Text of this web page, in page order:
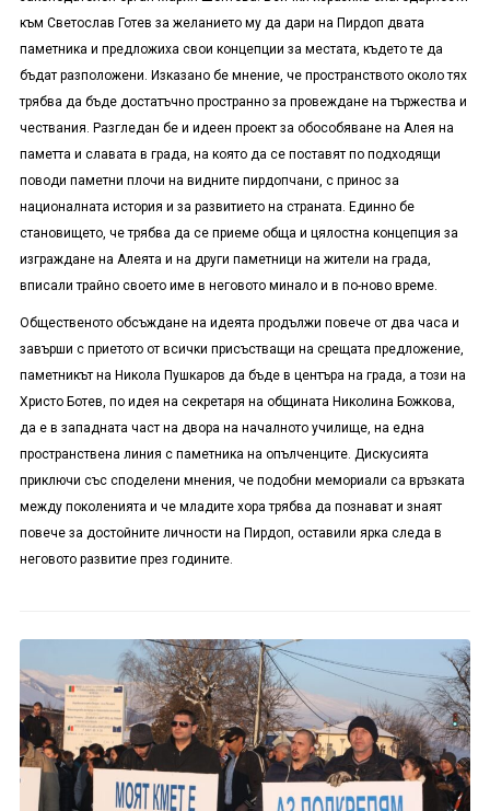
към Светослав Готев за желанието му да дари на Пирдоп двата
паметника и предложиха свои концепции за местата, където те да
бъдат разположени. Изказано бе мнение, че пространството около тях
трябва да бъде достатъчно пространно за провеждане на тържества и
чествания. Разгледан бе и идеен проект за обособяване на Алея на
паметта и славата в града, на която да се поставят по подходящи
поводи паметни плочи на видните пирдопчани, с принос за
националната история и за развитието на страната. Единно бе
становището, че трябва да се приеме обща и цялостна концепция за
изграждане на Алеята и на други паметници на жители на града,
вписали трайно своето име в неговото минало и в по-ново време.
Общественото обсъждане на идеята продължи повече от два часа и
завърши с приетото от всички присъстващи на срещата предложение,
паметникът на Никола Пушкаров да бъде в центъра на града, а този на
Христо Ботев, по идея на секретаря на общината Николина Божкова,
да е в западната част на двора на началното училище, на една
пространствена линия с паметника на опълченците. Дискусията
приключи със споделени мнения, че подобни мемориали са връзката
между поколенията и че младите хора трябва да познават и знаят
повече за достойните личности на Пирдоп, оставили ярка следа в
неговото развитие през годините.